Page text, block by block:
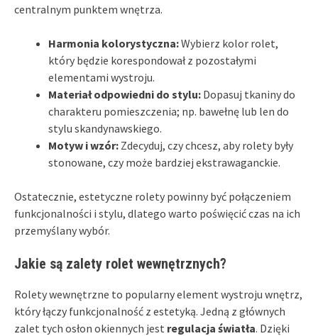
centralnym punktem wnętrza.
Harmonia kolorystyczna:Wybierz kolor rolet,
który będzie korespondował z pozostałymi
elementami wystroju.
Materiał odpowiedni do stylu: Dopasuj tkaniny do
charakteru pomieszczenia; np. bawełnę lub len do
stylu skandynawskiego.
Motyw i wzór: Zdecyduj, czy chcesz, aby rolety były
stonowane, czy może bardziej ekstrawaganckie.
Ostatecznie, estetyczne rolety powinny być połączeniem
funkcjonalności i stylu, dlatego warto poświęcić czas na ich
przemyślany wybór.
Jakie są zalety rolet wewnętrznych?
Rolety wewnętrzne to popularny element wystroju wnętrz,
który łączy funkcjonalność z estetyką. Jedną z głównych
zalet tych osłon okiennych jest regulacja światła. Dzięki